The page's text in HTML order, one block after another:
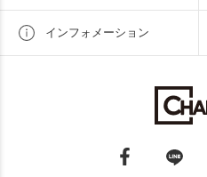
インフォメーション